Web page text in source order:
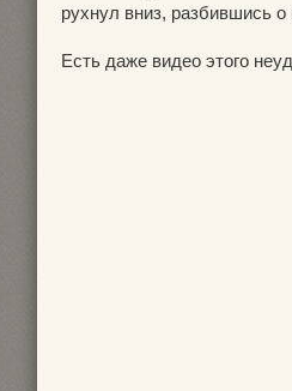
рухнул вниз, разбившись
Есть даже видео этого